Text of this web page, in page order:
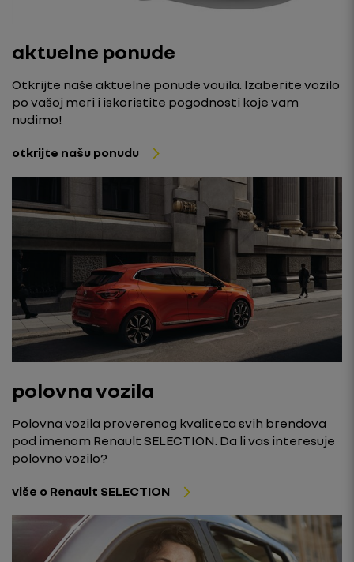
aktuelne ponude
Otkrijte naše aktuelne ponude vouila. Izaberite vozilo
po vašoj meri i iskoristite pogodnosti koje vam
nudimo!
otkrijte našu ponudu
polovna vozila
Polovna vozila proverenog kvaliteta svih brendova
pod imenom Renault SELECTION. Da li vas interesuje
polovno vozilo?
više o Renault SELECTION